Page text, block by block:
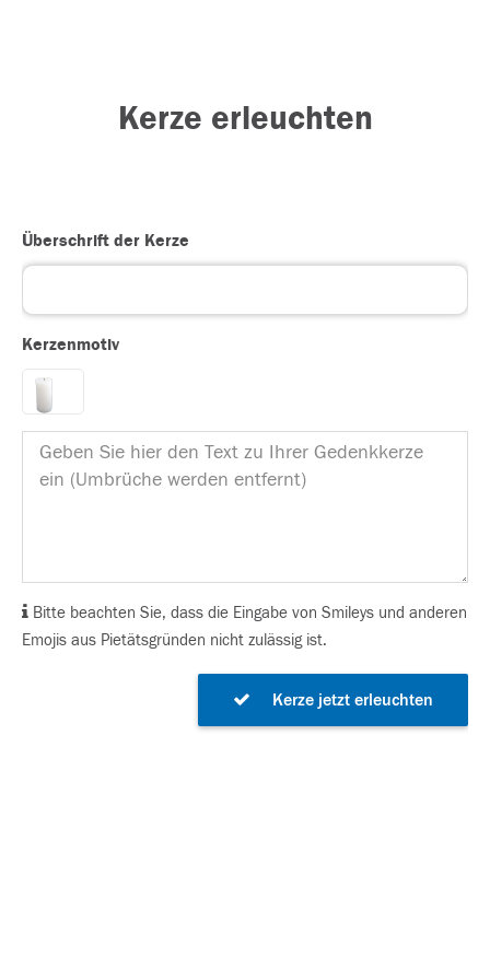
Kerze erleuchten
Überschrift der Kerze
Kerzenmotiv
Bitte beachten Sie, dass die Eingabe von Smileys und anderen
Emojis aus Pietätsgründen nicht zulässig ist.
Kerze jetzt erleuchten